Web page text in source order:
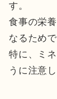
す。
食事の栄
なるためで
特に、ミ
うに注意